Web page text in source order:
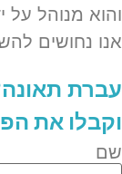
והוא מנוהל על
אנו נחושים
עברת
וקבלו את
שם